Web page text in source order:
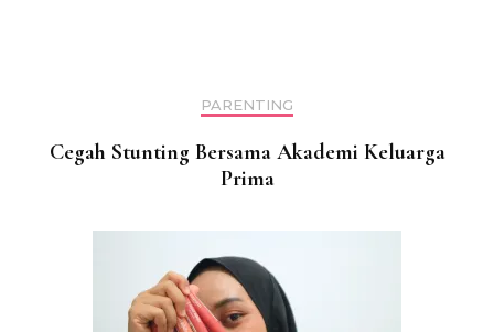
PARENTING
Cegah Stunting Bersama Akademi Keluarga
Prima